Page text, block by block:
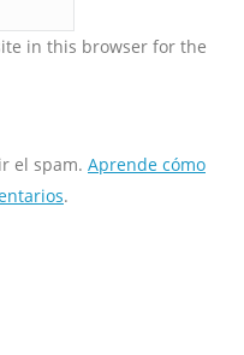
in this browser for the
el spam. Aprende cómo
.